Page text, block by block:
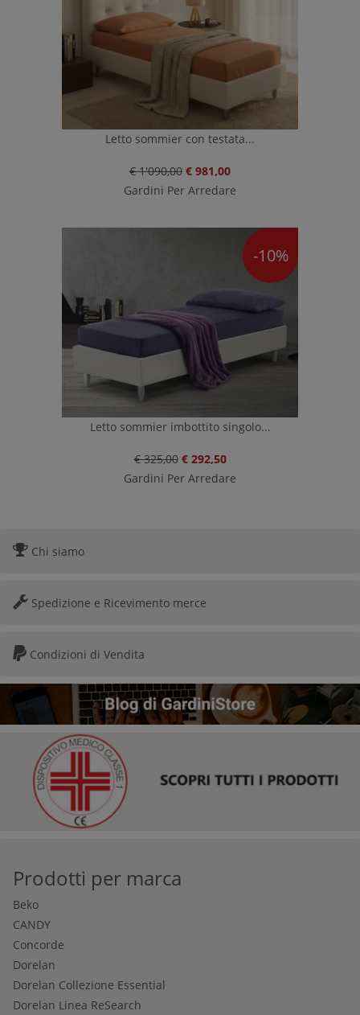
Letto sommier con testata...
€ 1'090,00 € 981,00
Gardini Per Arredare
-10%
Letto sommier imbottito singolo...
€ 325,00 € 292,50
Gardini Per Arredare
Chi siamo
Spedizione e Ricevimento merce
Condizioni di Vendita
Prodotti per marca
Beko
CANDY
Concorde
Dorelan
Dorelan Collezione Essential
Dorelan Linea ReSearch